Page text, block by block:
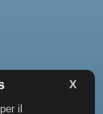
X
il